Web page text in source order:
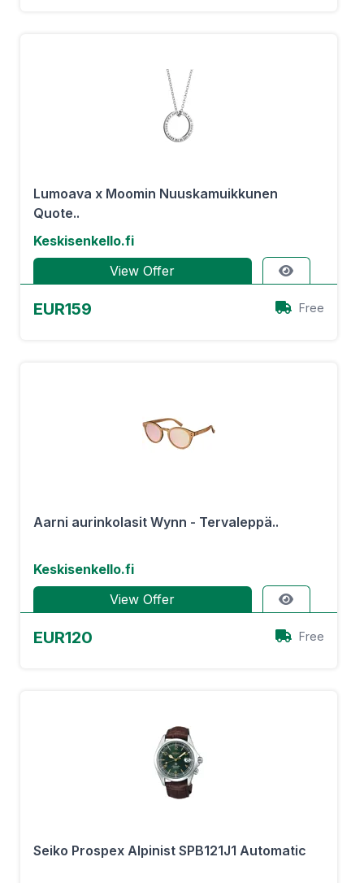
Lumoava x Moomin Nuuskamuikkunen
Quote..
Keskisenkello.fi
View Offer
EUR159 Free
Aarni aurinkolasit Wynn - Tervaleppä..
Keskisenkello.fi
View Offer
EUR120 Free
Seiko Prospex Alpinist SPB121J1 Automatic